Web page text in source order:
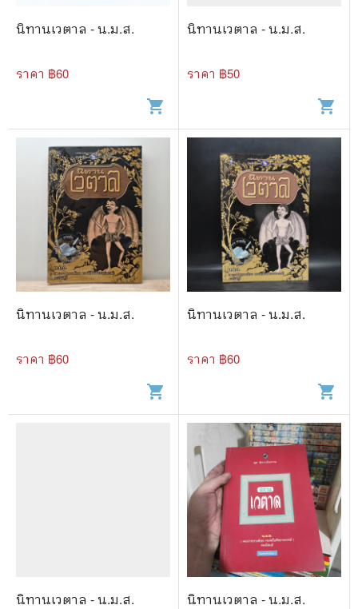
นิทานเวตาล - น.ม.ส.
ราคา ฿60
shopping_cart
นิทานเวตาล - น.ม.ส.
ราคา ฿50
shopping_cart
นิทานเวตาล - น.ม.ส.
ราคา ฿60
shopping_cart
นิทานเวตาล - น.ม.ส.
ราคา ฿60
shopping_cart
นิทานเวตาล - น.ม.ส. นิทานเวตาล - น.ม.ส.